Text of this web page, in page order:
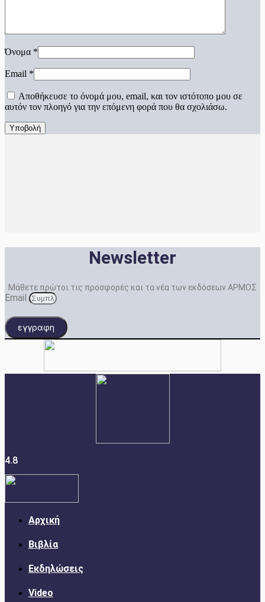
Όνομα *
Email *
Αποθήκευσε το όνομά μου, email, και τον ιστότοπο μου σε
αυτόν τον πλοηγό για την επόμενη φορά που θα σχολιάσω.
Newsletter
Μάθετε πρώτοι τις προσφορές και τα νέα των εκδόσεων ΑΡΜΟΣ
Email
εγγραφη
4.8
Αρχική
Βιβλία
Εκδηλώσεις
Video